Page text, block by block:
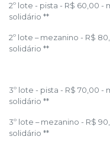
2º lote - pista - R$ 60,00
solidário **
2º lote – mezanino - R$
solidário **
3º lote - pista - R$ 70,00
solidário **
3º lote – mezanino - R$
solidário **